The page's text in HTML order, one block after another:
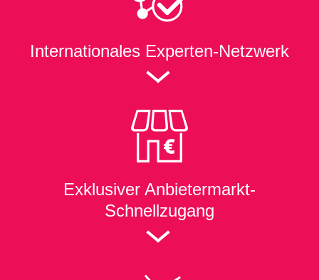
Internationales Experten-Netzwerk
Exklusiver Anbietermarkt-
Schnellzugang